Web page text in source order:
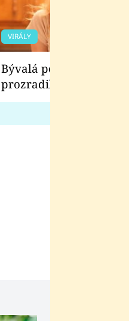
VIRÁLY
Bývalá pornoherečka
prozradila, co ji
natáčení Euforie.